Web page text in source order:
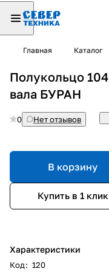
Главная Каталог
Полукольцо 104
вала БУРАН
0 Нет отзывов
В корзину
Купить в 1 клик
Характеристики
Код: 120